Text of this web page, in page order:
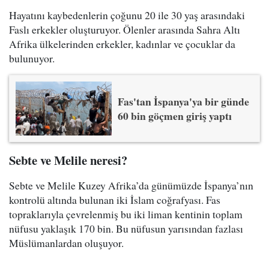
Hayatını kaybedenlerin çoğunu 20 ile 30 yaş arasındaki
Faslı erkekler oluşturuyor. Ölenler arasında Sahra Altı
Afrika ülkelerinden erkekler, kadınlar ve çocuklar da
bulunuyor.
Fas'tan İspanya'ya bir günde
60 bin göçmen giriş yaptı
Sebte ve Melile neresi?
Sebte ve Melile Kuzey Afrika’da günümüzde İspanya’nın
kontrolü altında bulunan iki İslam coğrafyası. Fas
topraklarıyla çevrelenmiş bu iki liman kentinin toplam
nüfusu yaklaşık 170 bin. Bu nüfusun yarısından fazlası
Müslümanlardan oluşuyor.